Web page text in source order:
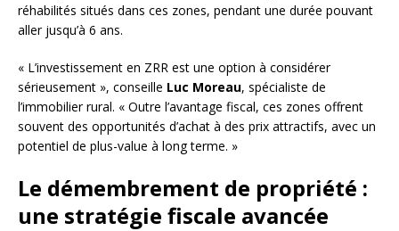
réhabilités situés dans ces zones, pendant une durée pouvant
aller jusqu’à 6 ans.
« L’investissement en ZRR est une option à considérer
sérieusement », conseille Luc Moreau, spécialiste de
l’immobilier rural. « Outre l’avantage fiscal, ces zones offrent
souvent des opportunités d’achat à des prix attractifs, avec un
potentiel de plus-value à long terme. »
Le démembrement de propriété :
une stratégie fiscale avancée